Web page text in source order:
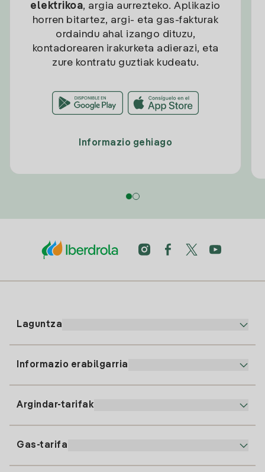
elektrikoa, argia aurrezteko. Aplikazio
horren bitartez, argi- eta gas-fakturak
ordaindu ahal izango dituzu,
kontadorearen irakurketa adierazi, eta
zure kontratu guztiak kudeatu.
Informazio gehiago
Laguntza
91 919 52 73
clientes@tuiberdrola.es
Informazio erabilgarria
Argindar-tarifak
Gas-tarifa